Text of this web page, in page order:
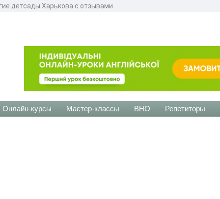
детсады Харькова с отзывами
Онлайн-курсы Мастер-классы ВНО Репетиторы